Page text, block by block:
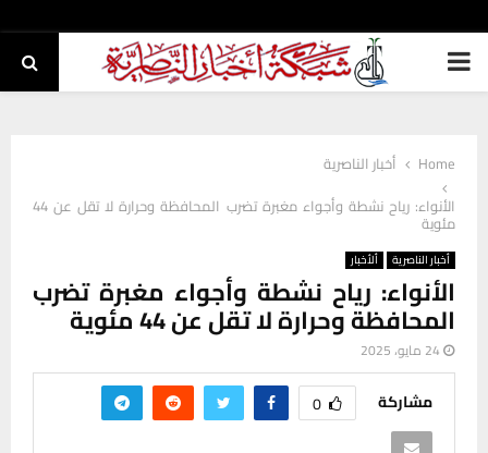
PRIMARY
Home
أخبار الناصرية
الأنواء: رياح نشطة وأجواء مغبرة تضرب المحافظة وحرارة لا تقل عن 44
مئوية
أخبار الناصرية ألأخبار
الأنواء: رياح نشطة وأجواء مغبرة تضرب
المحافظة وحرارة لا تقل عن 44 مئوية
24 مايو، 2025
مشاركة 0